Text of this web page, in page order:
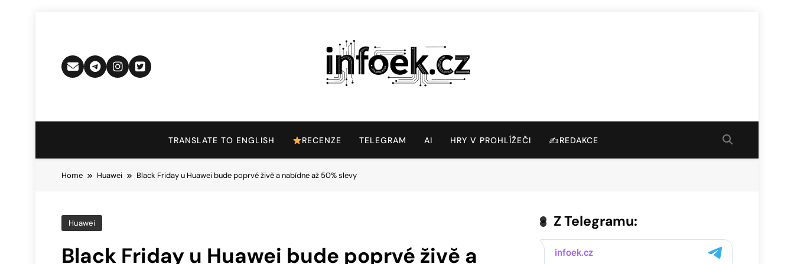
Infoek.cz
TRANSLATE TO ENGLISH RECENZE TELEGRAM AI HRY V PROHLÍŽEČI ✍️REDAKCE
Home Huawei Black Friday u Huawei bude poprvé živě a nabídne až 50% slevy
Huawei
Black Friday u Huawei bude poprvé živě a
Z Telegramu: